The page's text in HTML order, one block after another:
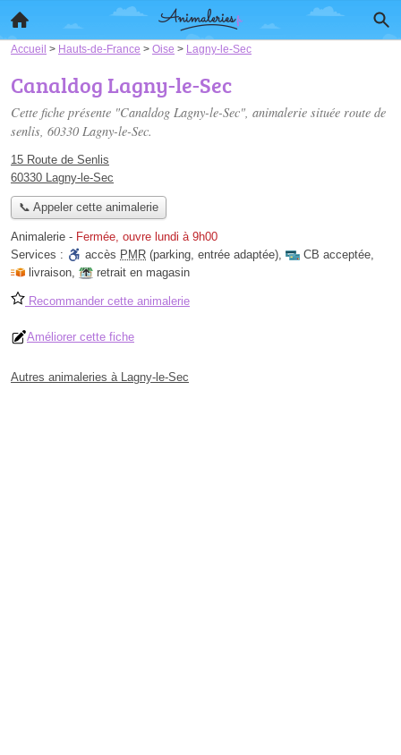
Accueil > Hauts-de-France > Oise > Lagny-le-Sec
Canaldog Lagny-le-Sec
Cette fiche présente "Canaldog Lagny-le-Sec", animalerie située route de
senlis, 60330 Lagny-le-Sec.
15 Route de Senlis
60330 Lagny-le-Sec
📞 Appeler cette animalerie
Animalerie - Fermée, ouvre lundi à 9h00
Services :
accès PMR (parking, entrée adaptée), CB acceptée,
livraison, retrait en magasin
Recommander cette animalerie
Améliorer cette fiche
Autres animaleries à Lagny-le-Sec